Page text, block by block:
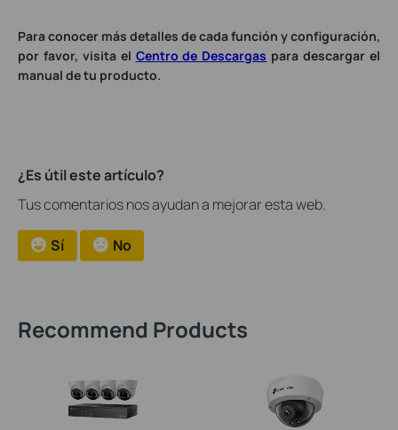
Para conocer más detalles de cada función y configuración,
por favor, visita el Centro de Descargas para descargar el
manual de tu producto.
¿Es útil este artículo?
Tus comentarios nos ayudan a mejorar esta web.
Sí No
Recommend Products